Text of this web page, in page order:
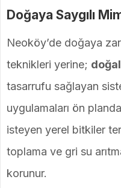
Doğaya Saygılı
Neoköy’de doğaya
teknikleri yerine;
tasarrufu sağlayan
uygulamaları ön
isteyen yerel bitkiler
toplama ve gri su
korunur.